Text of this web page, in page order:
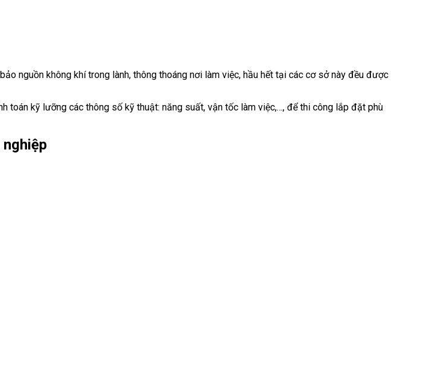
nguồn không khí trong lành, thông thoáng nơi làm việc, hầu hết tại các cơ sở này đều được
toán kỹ lưỡng các thông số kỹ thuật: năng suất, vận tốc làm việc,…, để thi công lắp đặt phù